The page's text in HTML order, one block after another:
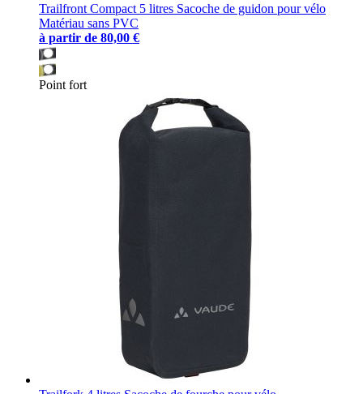
Trailfront Compact 5 litres Sacoche de guidon pour vélo
Matériau sans PVC
à partir de 80,00 €
Point fort